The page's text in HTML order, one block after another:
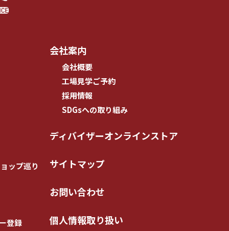
ップ巡り
登録
会社案内
会社概要
工場見学ご予約
採用情報
SDGsへの取り組み
ディバイザーオンラインストア
サイトマップ
お問い合わせ
個人情報取り扱い